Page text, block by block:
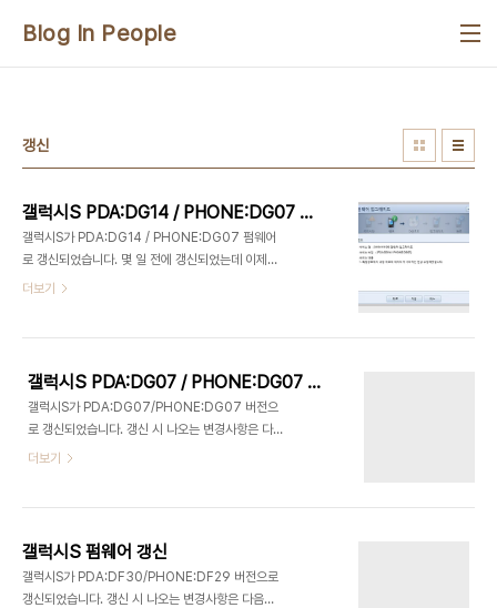
Blog In People
갱신
갤럭시S PDA:DG14 / PHONE:DG07 펌웨어 갱신
갤럭시S가 PDA:DG14 / PHONE:DG07 펌웨어
로 갱신되었습니다. 몇 일 전에 갱신되었는데 이제야
적는군요 갱신 내용은 다음과 같습니다. 연관글
펌웨어 갱신
더보기
갤럭시S PDA:DG07 / PHONE:DG07 펌웨어 갱신
갤럭시S가 PDA:DG07/PHONE:DG07 버전으
로 갱신되었습니다. 갱신 시 나오는 변경사항은 다음
과 같습니다. 블루투스 헤드셋으로 음악 재생 시 음질
리 업뎃하여서 버그 및 최적화가 잘 되었으면 좋겠습
니다. 관련글 2010/07/08 - [안드로이드/갤럭시
S] - 갤럭시S 펌웨어 갱신
더보기
갤럭시S 펌웨어 갱신
갤럭시S가 PDA:DF30/PHONE:DF29 버전으로
갱신되었습니다. 갱신 시 나오는 변경사항은 다음과